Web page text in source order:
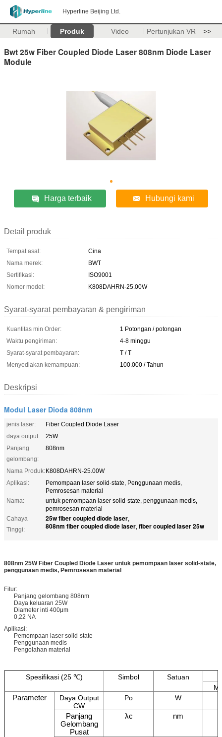
Hyperline Beijing Ltd.
Rumah Produk Video Pertunjukan VR >>
Bwt 25w Fiber Coupled Diode Laser 808nm Diode Laser
Module
Harga terbaik Hubungi kami
Detail produk
Tempat asal:
Cina
Nama merek:
BWT
Sertifikasi:
ISO9001
Nomor model:
K808DAHRN-25.00W
Syarat-syarat pembayaran & pengiriman
Kuantitas min Order:
1 Potongan / potongan
Waktu pengiriman:
4-8 minggu
Syarat-syarat pembayaran:
T / T
Menyediakan kemampuan:
100.000 / Tahun
Deskripsi
Modul Laser Dioda 808nm
jenis laser:
Fiber Coupled Diode Laser
daya output:
25W
Panjang
gelombang:
808nm
Nama Produk:K808DAHRN-25.00W
Aplikasi:
Pemompaan laser solid-state, Penggunaan medis,
Pemrosesan material
Nama:
untuk pemompaan laser solid-state, penggunaan medis,
pemrosesan material
Cahaya
Tinggi:
25w fiber coupled diode laser,
808nm fiber coupled diode laser, fiber coupled laser 25w
808nm 25W Fiber Coupled Diode Laser untuk pemompaan laser solid-state,
penggunaan medis, Pemrosesan material
Fitur:
Panjang gelombang 808nm
Daya keluaran 25W
Diameter inti 400μm
0,22 NA
Aplikasi:
Pemompaan laser solid-state
Penggunaan medis
Pengolahan material
Spesifikasi (25 ℃) Simbol
Satuan
Parameter
Daya Output
CW
Po W
Panjang
Gelombang
Pusat
λc nm